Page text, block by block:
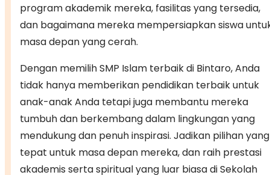
program akademik mereka, fasilitas yang tersedia,
dan bagaimana mereka mempersiapkan siswa
masa depan yang cerah.
Dengan memilih SMP Islam terbaik di Bintaro, Anda
tidak hanya memberikan pendidikan terbaik untuk
anak-anak Anda tetapi juga membantu mereka
tumbuh dan berkembang dalam lingkungan yang
mendukung dan penuh inspirasi. Jadikan pilihan yang
tepat untuk masa depan mereka, dan raih prestasi
akademis serta spiritual yang luar biasa di Sekolah